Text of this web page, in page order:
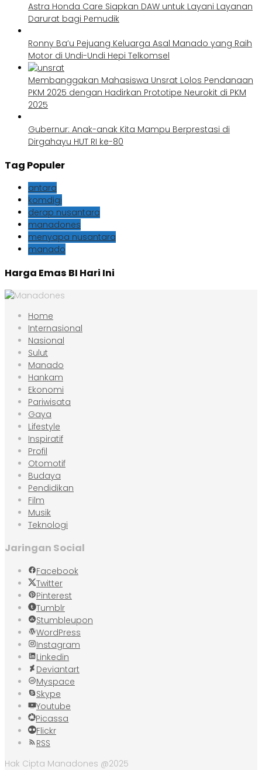
Astra Honda Care Siapkan DAW untuk Layani Layanan
Darurat bagi Pemudik
Ronny Ba’u Pejuang Keluarga Asal Manado yang Raih
Motor di Undi-Undi Hepi Telkomsel
Membanggakan Mahasiswa Unsrat Lolos Pendanaan
PKM 2025 dengan Hadirkan Prototipe Neurokit di PKM
2025
Gubernur: Anak-anak Kita Mampu Berprestasi di
Dirgahayu HUT RI ke-80
Tag Populer
antara
komdigi
derap nusantara
manadones
menyapa nusantara
manado
Harga Emas BI Hari Ini
Home
Internasional
Nasional
Sulut
Manado
Hankam
Ekonomi
Pariwisata
Gaya
Lifestyle
Inspiratif
Profil
Otomotif
Budaya
Pendidikan
Film
Musik
Teknologi
Jaringan Social
Facebook
Twitter
Pinterest
Tumblr
Stumbleupon
WordPress
Instagram
Linkedin
Deviantart
Myspace
Skype
Youtube
Picassa
Flickr
RSS
Hak Cipta Manadones @2025